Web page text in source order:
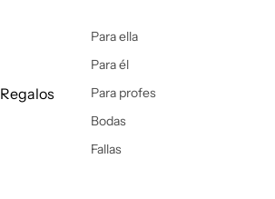
Regalos
Para ella
Para él
Para profes
Bodas
Fallas